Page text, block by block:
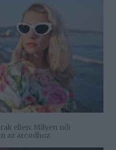
ellen: Milyen női
az arcodhoz